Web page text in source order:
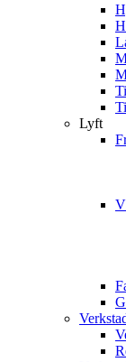
Lyft